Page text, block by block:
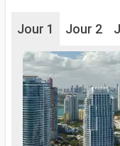
Jour 1 Jour 2